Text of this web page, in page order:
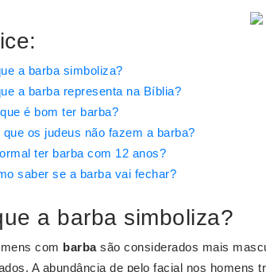
a barba simboliza?
a barba representa na Bíblia?
é bom ter barba?
que os judeus não fazem a barba?
ter barba com 12 anos?
saber se a barba vai fechar?
a barba simboliza?
com barbasão considerados mais
A abundância de pelo facial nos homens